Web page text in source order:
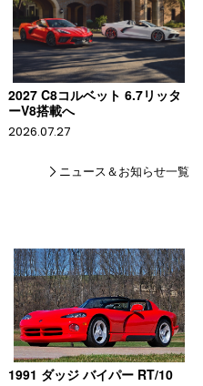
2027 C8コルベット 6.7リッタ
ーV8搭載へ
2026.07.27
ニュース＆お知らせ一覧
1991 ダッジ バイパー RT/10